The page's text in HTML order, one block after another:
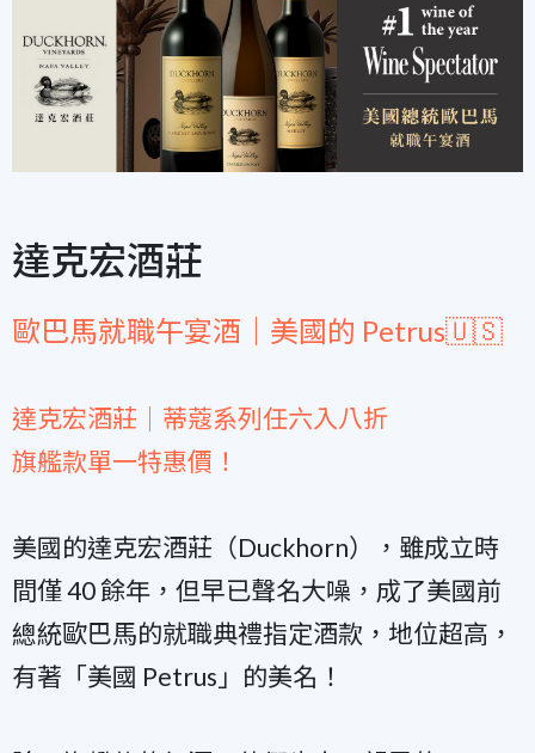
達克宏酒莊
歐巴馬就職午宴酒｜美國的 Petrus🇺🇸
達克宏酒莊｜蒂蔻系列任六入八折
旗艦款單一特惠價！
美國的達克宏酒莊（Duckhorn），雖成立時
間僅 40 餘年，但早已聲名大噪，成了美國前
總統歐巴馬的就職典禮指定酒款，地位超高，
有著「美國 Petrus」的美名！